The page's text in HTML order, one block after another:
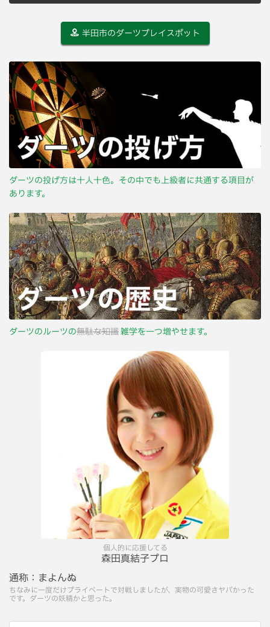
半田市のダーツプレイスポット
ダーツの投げ方は十人十色。その中でも上級者に共通する項目が
あります。
ダーツのルーツの無駄な知識雑学を一つ増やせます。
個人的に応援してる
森田真結子プロ
通称： まよんぬ
ちなみに一度だけプライベートで対戦しましたが、実物の可愛さヤバかった
です。ダーツの妖精かと思った。